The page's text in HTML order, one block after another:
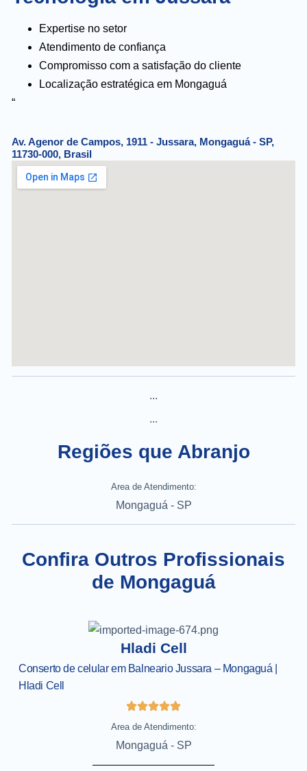
Expertise no setor
Atendimento de confiança
Compromisso com a satisfação do cliente
Localização estratégica em Mongaguá
“
Av. Agenor de Campos, 1911 - Jussara, Mongaguá - SP,
11730-000, Brasil
...
...
Regiões que Abranjo
Area de Atendimento:
Mongaguá - SP
Confira Outros Profissionais
de Mongaguá
Hladi Cell
Conserto de celular em Balneario Jussara – Mongaguá |
Hladi Cell
Area de Atendimento:
Mongaguá - SP